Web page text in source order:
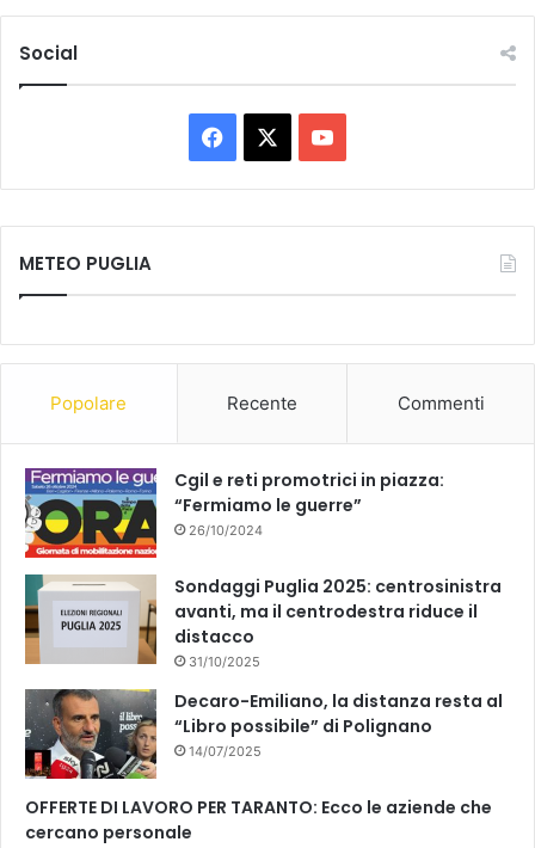
Social
Facebook You
Tube
METEO PUGLIA
Popolare Recente Commenti
Cgil e reti promotrici in piazza:
“Fermiamo le guerre”
26/10/2024
Sondaggi Puglia 2025: centrosinistra
avanti, ma il centrodestra riduce il
distacco
31/10/2025
Decaro-Emiliano, la distanza resta al
“Libro possibile” di Polignano
14/07/2025
OFFERTE DI LAVORO PER TARANTO: Ecco le aziende che
cercano personale